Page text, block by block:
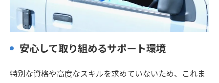
安心して取り組めるサポート環境
特別な資格や高度なスキルを求めていないため、これま